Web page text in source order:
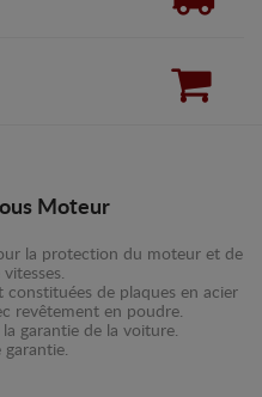
Moteur
la protection du moteur et de
de plaques en acier
revêtement en poudre.
garantie de la voiture.
garantie.